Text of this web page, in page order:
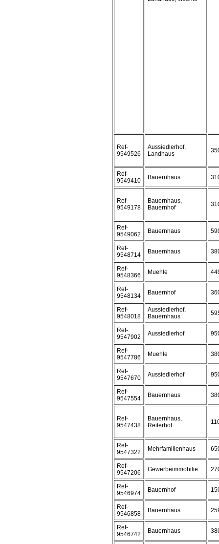
Ref-
9549526
Aussiedlerhof,
Landhaus
Ref-
9549410
Bauernhaus
Ref-
9549178
Bauernhaus,
Bauernhof
Ref-
9549062
Bauernhaus
Ref-
9548714
Bauernhaus
Ref-
9548366
Muehle
Ref-
9548134
Bauernhof
Ref-
9548018
Aussiedlerhof,
Bauernhaus
Ref-
9547902
Aussiedlerhof
Ref-
9547786
Muehle
Ref-
9547670
Aussiedlerhof
Ref-
9547554
Bauernhaus
Ref-
9547438
Bauernhaus,
Reiterhof
Ref-
9547322
Mehrfamilienhaus
Ref-
9547206
Gewerbeimmobilie
Ref-
9546974
Bauernhof
Ref-
9546858
Bauernhaus
Ref-
9546742
Bauernhaus